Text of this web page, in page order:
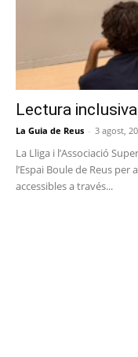
Lectura
La Guia de Reus - 3 agost,
La Lliga i l’Associació
l’Espai Boule de Reus
accessibles a través...